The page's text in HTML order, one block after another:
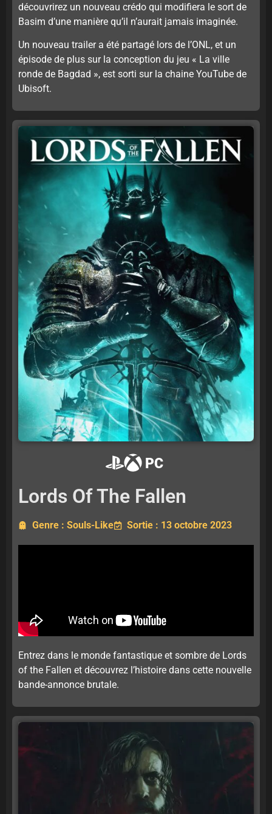
découvrirez un nouveau crédo qui modifiera le sort de
Basim d’une manière qu’il n’aurait jamais imaginée.
Un nouveau trailer a été partagé lors de l’ONL, et un
épisode de plus sur la conception du jeu « La ville
ronde de Bagdad », est sorti sur la chaine YouTube de
Ubisoft.
PC
Lords Of The Fallen
Genre : Souls-Like Sortie : 13 octobre 2023
Entrez dans le monde fantastique et sombre de Lords
of the Fallen et découvrez l’histoire dans cette nouvelle
bande-annonce brutale.